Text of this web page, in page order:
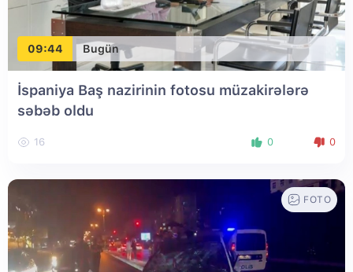
09:44 Bugün
İspaniya Baş nazirinin fotosu müzakirələrə
səbəb oldu
16 0 0
FOTO